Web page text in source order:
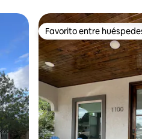
Favorito entre
Favorito entre